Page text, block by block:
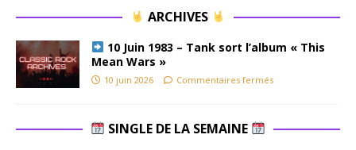
ARCHIVES
10 Juin 1983 – Tank sort l’album « This
Mean Wars »
10 juin 2026 Commentaires fermés
SINGLE DE LA SEMAINE